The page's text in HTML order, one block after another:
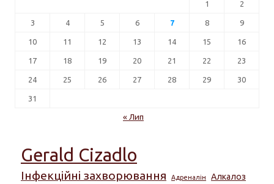
1 2
3 4 5 6 7 8 9
10 11 12 13 14 15 16
17 18 19 20 21 22 23
24 25 26 27 28 29 30
31
« Лип
Gerald Cizadlo
Інфекційні захворювання Адреналін Алкалоз